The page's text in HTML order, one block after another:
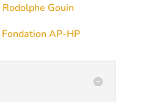
Rodolphe Gouin
Fondation AP-HP